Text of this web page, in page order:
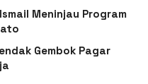
Meninjau Program
Gembok Pagar